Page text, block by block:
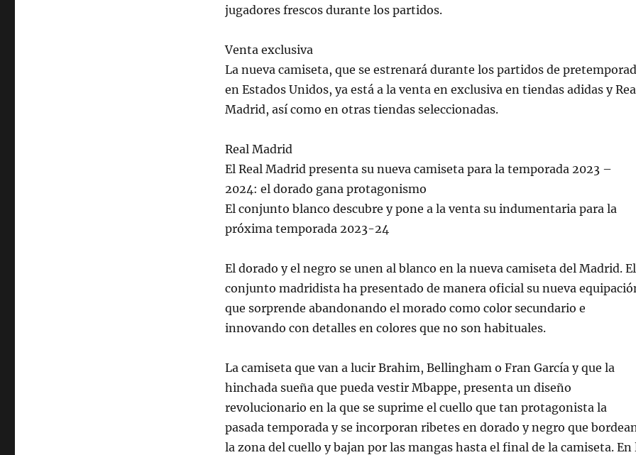
jugadores frescos durante los partidos.
Venta exclusiva
La nueva camiseta, que se estrenará durante los partidos de
en Estados Unidos, ya está a la venta en exclusiva en tiendas adidas y
Madrid, así como en otras tiendas seleccionadas.
Real Madrid
El Real Madrid presenta su nueva camiseta para la temporada 2023 –
2024: el dorado gana protagonismo
El conjunto blanco descubre y pone a la venta su indumentaria para la
próxima temporada 2023-24
El dorado y el negro se unen al blanco en la nueva camiseta del Madrid. El
conjunto madridista ha presentado de manera oficial su nueva
que sorprende abandonando el morado como color secundario e
innovando con detalles en colores que no son habituales.
La camiseta que van a lucir Brahim, Bellingham o Fran García y que la
hinchada sueña que pueda vestir Mbappe, presenta un diseño
revolucionario en la que se suprime el cuello que tan protagonista la
pasada temporada y se incorporan ribetes en dorado y negro que
la zona del cuello y bajan por las mangas hasta el final de la camiseta. En